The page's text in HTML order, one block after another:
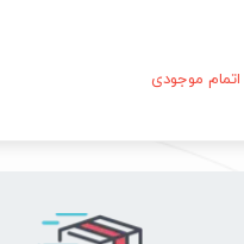
اتمام موجودی